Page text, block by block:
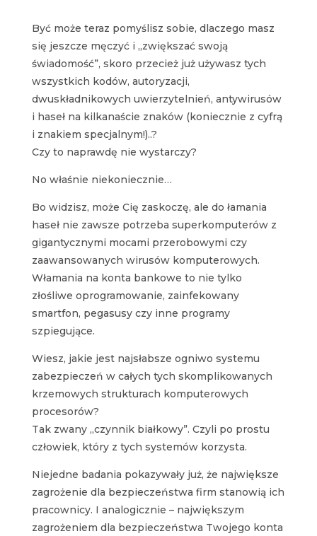
Być może teraz pomyślisz sobie, dlaczego masz
się jeszcze męczyć i „zwiększać swoją
świadomość”, skoro przecież już używasz tych
wszystkich kodów, autoryzacji,
dwuskładnikowych uwierzytelnień, antywirusów
i haseł na kilkanaście znaków (koniecznie z cyfrą
i znakiem specjalnym!)..?
Czy to naprawdę nie wystarczy?
No właśnie niekoniecznie…
Bo widzisz, może Cię zaskoczę, ale do łamania
haseł nie zawsze potrzeba superkomputerów z
gigantycznymi mocami przerobowymi czy
zaawansowanych wirusów komputerowych.
Włamania na konta bankowe to nie tylko
złośliwe oprogramowanie, zainfekowany
smartfon, pegasusy czy inne programy
szpiegujące.
Wiesz, jakie jest najsłabsze ogniwo systemu
zabezpieczeń w całych tych skomplikowanych
krzemowych strukturach komputerowych
procesorów?
Tak zwany „czynnik białkowy”. Czyli po prostu
człowiek, który z tych systemów korzysta.
Niejedne badania pokazywały już, że największe
zagrożenie dla bezpieczeństwa firm stanowią ich
pracownicy. I analogicznie – największym
zagrożeniem dla bezpieczeństwa Twojego konta